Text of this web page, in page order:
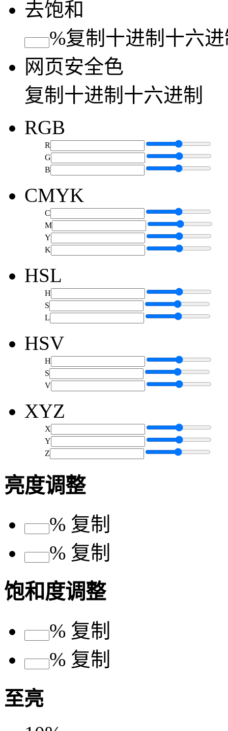
去饱和
%复制 十进制 十六
网页安全色
复制 十进制 十六进制
RGB
R
G
B
CMYK
C
M
Y
K
HSL
H
S
L
HSV
H
S
V
XYZ
X
Y
Z
亮度调整
% 复制
% 复制
饱和度调整
% 复制
% 复制
至亮